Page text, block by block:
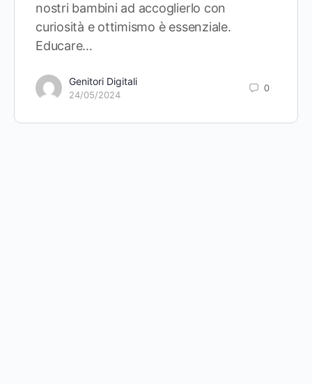
nostri bambini ad accoglierlo con
curiosità e ottimismo è essenziale.
Educare…
Genitori Digitali
24/05/2024
0